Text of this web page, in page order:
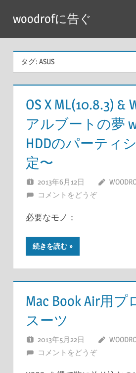
テ
woodrofに告ぐ
タグ: ASUS
OS X ML(10.8.3) &
アルブートの夢
HDDのパーティ
定〜
2013年6月12日
コメントをどうぞ
必要なモノ：
続きを読む
Mac Book Air用プ
スーツ
2013年5月22日
コメントをどうぞ